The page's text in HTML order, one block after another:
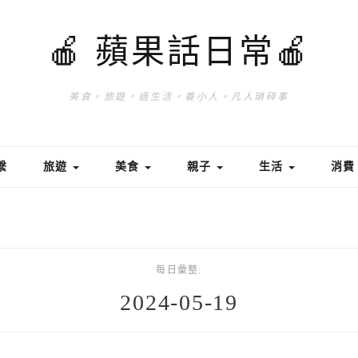
🍎 蘋果話日常🍎
美食。旅遊。過生活。養小人。凡人瑣碎事
旅遊 美食 親子 生活 消費
每日彙整:
2024-05-19